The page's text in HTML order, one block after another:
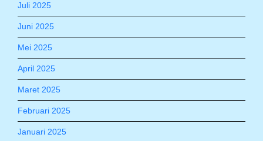
Juli 2025
Juni 2025
Mei 2025
April 2025
Maret 2025
Februari 2025
Januari 2025